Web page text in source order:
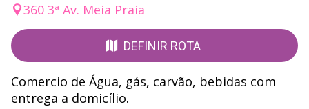
360 3ª Av. Meia Praia
DEFINIR ROTA
Comercio de Água, gás, carvão, bebidas com
entrega a domicílio.